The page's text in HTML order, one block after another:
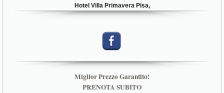
Hotel Villa Primavera Pisa,
Miglior Prezzo Garantito!
PRENOTA SUBITO